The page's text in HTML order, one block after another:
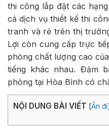
thi công lắp đặt các
cả dịch vụ thiết kế thi
tranh và rẻ trên thị
Lợi còn cung cấp trực
phòng chất lượng cao
tiếng khác nhau. Đảm
phòng tại Hòa Bình có
NỘI DUNG BÀI VIẾT [Ẩn đi]